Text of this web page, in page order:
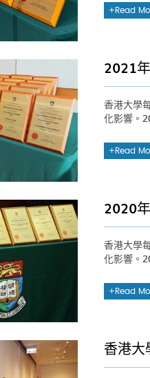
Read
2021
香港大學
化影響。
Read
2020
香港大學
化影響。
Read
香港